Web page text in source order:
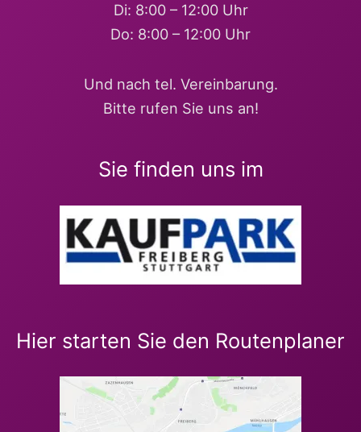
Di: 8:00 – 12:00 Uhr
Do: 8:00 – 12:00 Uhr
Und nach tel. Vereinbarung.
Bitte rufen Sie uns an!
Sie finden uns im
Hier starten Sie den Routenplaner